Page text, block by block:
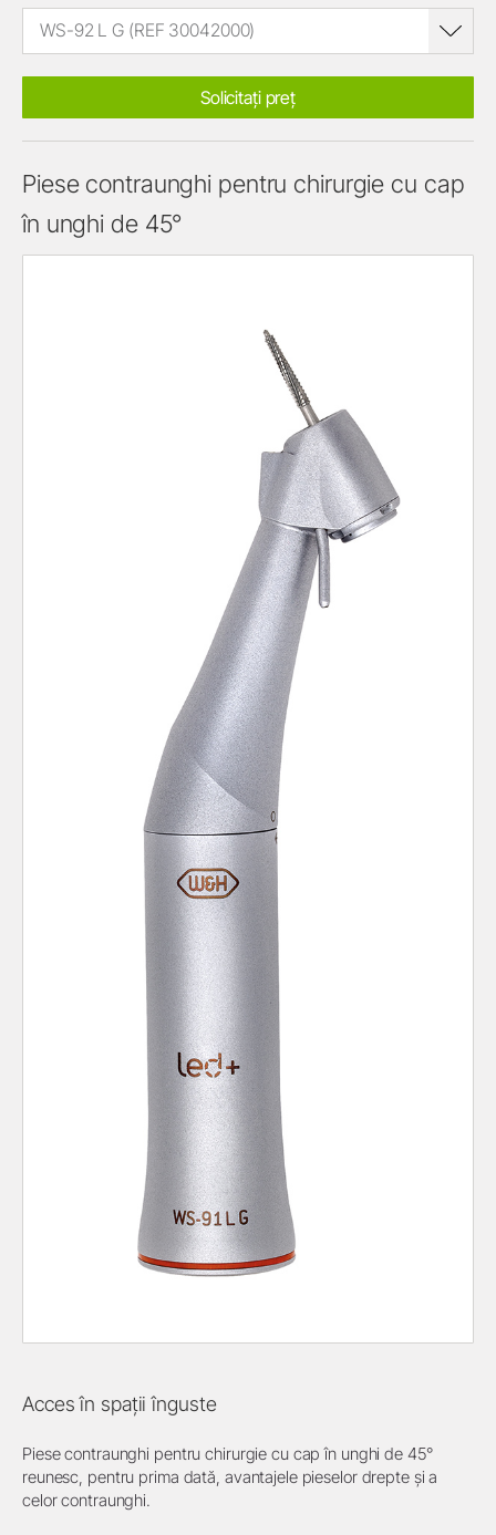
WS-92 L G (REF 30042000)
Solicitați preț
Piese contraunghi pentru chirurgie cu cap
în unghi de 45°
Acces în spații înguste
Piese contraunghi pentru chirurgie cu cap în unghi de 45°
reunesc, pentru prima dată, avantajele pieselor drepte și a
celor contraunghi.